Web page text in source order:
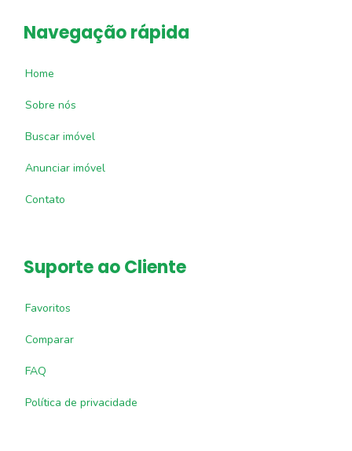
Navegação rápida
Home
Sobre nós
Buscar imóvel
Anunciar imóvel
Contato
Suporte ao Cliente
Favoritos
Comparar
FAQ
Política de privacidade